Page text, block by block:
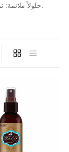
تقدم Hask حلولاً ملائمة: ترطيب، إصلاح، حجم، تجعيد وتنعيم.